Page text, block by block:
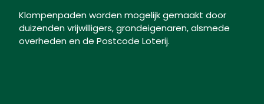
Klompenpaden worden mogelijk gemaakt door
duizenden vrijwilligers, grondeigenaren, alsmede
overheden en de Postcode Loterij.